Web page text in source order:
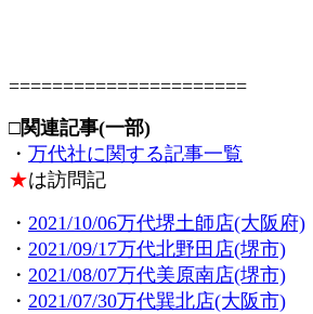
======================
□関連記事(一部)
・ 万代社に関する記事一覧
★は訪問記
・ 2021/10/06万代堺土師店(大阪府)
・ 2021/09/17万代北野田店(堺市)
・ 2021/08/07万代美原南店(堺市)
・ 2021/07/30万代巽北店(大阪市)